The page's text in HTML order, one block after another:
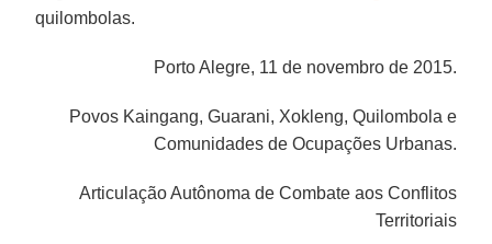
quilombolas.
Porto Alegre, 11 de novembro de 2015.
Povos Kaingang, Guarani, Xokleng, Quilombola e
Comunidades de Ocupações Urbanas.
Articulação Autônoma de Combate aos Conflitos
Territoriais